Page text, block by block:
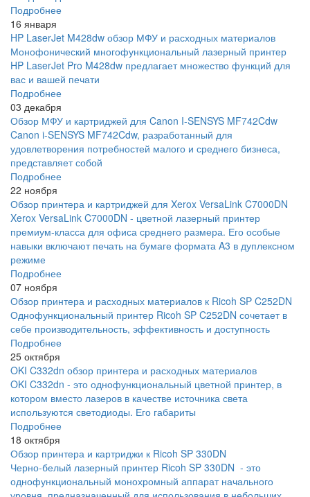
Подробнее
16 января
HP LaserJet M428dw обзор МФУ и расходных материалов
Монофонический многофункциональный лазерный принтер
HP LaserJet Pro M428dw предлагает множество функций для
вас и вашей печати
Подробнее
03 декабря
Обзор МФУ и картриджей для Canon I-SENSYS MF742Cdw
Canon i-SENSYS MF742Cdw, разработанный для
удовлетворения потребностей малого и среднего бизнеса,
представляет собой
Подробнее
22 ноября
Обзор принтера и картриджей для Xerox VersaLink C7000DN
Xerox VersaLink C7000DN - цветной лазерный принтер
премиум-класса для офиса среднего размера. Его особые
навыки включают печать на бумаге формата A3 в дуплексном
режиме
Подробнее
07 ноября
Обзор принтера и расходных материалов к Ricoh SP C252DN
Однофункциональный принтер Ricoh SP C252DN сочетает в
себе производительность, эффективность и доступность
Подробнее
25 октября
OKI C332dn обзор принтера и расходных материалов
OKI C332dn - это однофункциональный цветной принтер, в
котором вместо лазеров в качестве источника света
используются светодиоды. Его габариты
Подробнее
18 октября
Обзор принтера и картриджи к Ricoh SP 330DN
Черно-белый лазерный принтер Ricoh SP 330DN - это
однофункциональный монохромный аппарат начального